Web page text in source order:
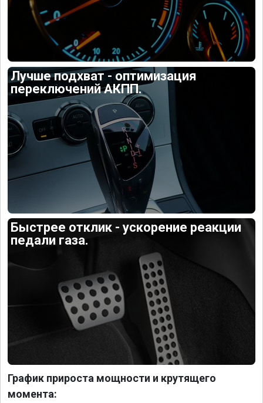
Лучше подхват - оптимизация
переключений АКПП.
Быстрее отклик - ускорение реакции
педали газа.
График прироста мощности и крутящего
момента: